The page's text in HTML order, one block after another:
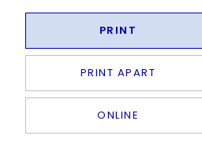
PRINT
PRINT APART
ONLINE